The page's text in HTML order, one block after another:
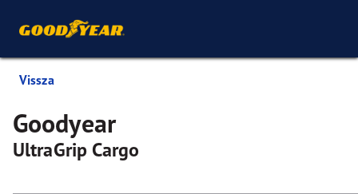
Vissza
Goodyear
UltraGrip Cargo